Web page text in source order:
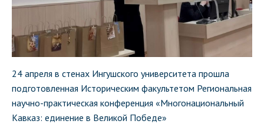
24 апреля в стенах Ингушского университета прошла
подготовленная Историческим факультетом Региональная
научно-практическая конференция «Многонациональный
Кавказ: единение в Великой Победе»